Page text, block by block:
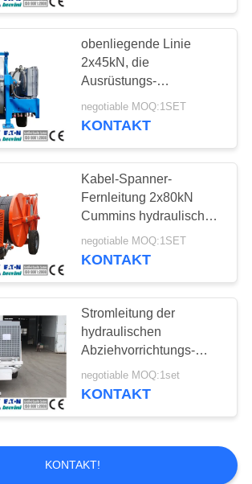
obenliegende Linie
2x45kN, die
Ausrüstungs-
hydraulische
Abziehvorrichtungs-
negotiable MOQ:1SET
KONTAKT
Kabel-Spanner-
Fernleitung 2x80kN
Cummins hydraulische,
die Ausrüstung aufreiht
negotiable MOQ:1SET
KONTAKT
Stromleitung der
hydraulischen
Abziehvorrichtungs-
TY150, die Ausrüstung
deutsche Hauptpumpe
negotiable MOQ:1set
KONTAKT
KONTAKT!